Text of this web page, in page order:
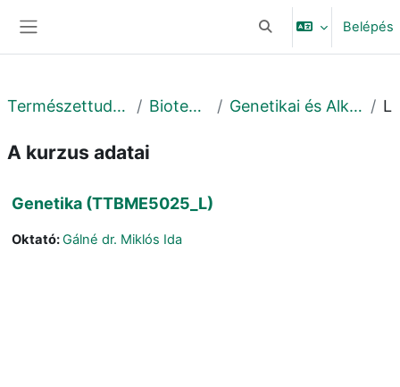
Keresési bemeneti
Belépés
Természettudományi és Technológiai Kar Biotechnológiai Intézet Genetikai és Alkalmazott Mikrobiológiai Tanszék
A kurzus adatai
Genetika (TTBME5025_L)
Oktató:Gálné dr. Miklós Ida